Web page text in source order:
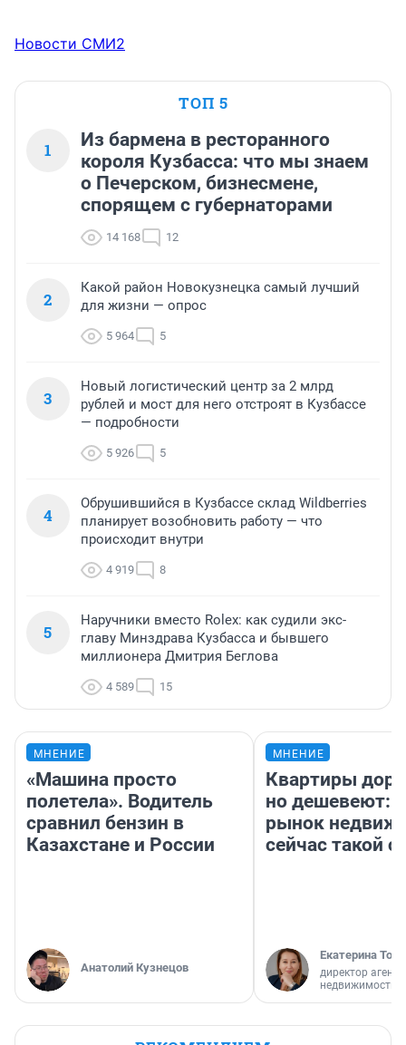
Новости СМИ2
ТОП 5
1
Из бармена в ресторанного
короля Кузбасса: что мы знаем
о Печерском, бизнесмене,
спорящем с губернаторами
14 168 12
2
Какой район Новокузнецка самый лучший
для жизни — опрос
5 964 5
3
Новый логистический центр за 2 млрд
рублей и мост для него отстроят в Кузбассе
— подробности
5 926 5
4
Обрушившийся в Кузбассе склад Wildberries
планирует возобновить работу — что
происходит внутри
4 919 8
5
Наручники вместо Rolex: как судили экс-
главу Минздрава Кузбасса и бывшего
миллионера Дмитрия Беглова
4 589 15
МНЕНИЕ
«Машина просто
полетела». Водитель
сравнил бензин в
Казахстане и России
Анатолий Кузнецов
МНЕНИЕ
Квартиры
но дешевеют:
рынок
сейчас такой
Екатерина
директор
недвижимости